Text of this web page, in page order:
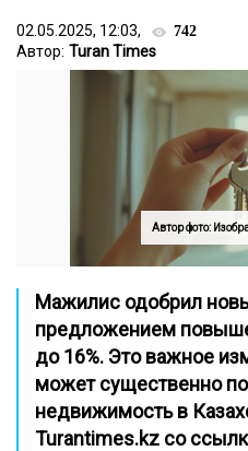
02.05.2025, 12:03, 742
Автор: Turan Times
Автор фото:
Мажилис одобрил
предложением
до 16%. Это важное
может существенно
недвижимость в
Turantimes.kz со